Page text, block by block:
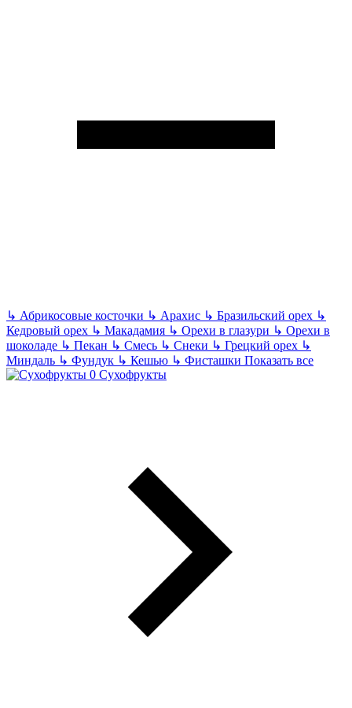
↳ Абрикосовые косточки ↳ Арахис ↳ Бразильский орех ↳
Кедровый орех ↳ Макадамия ↳ Орехи в глазури ↳ Орехи в
шоколаде ↳ Пекан ↳ Смесь ↳ Снеки ↳ Грецкий орех ↳
Миндаль ↳ Фундук ↳ Кешью ↳ Фисташки Показать все
Сухофрукты